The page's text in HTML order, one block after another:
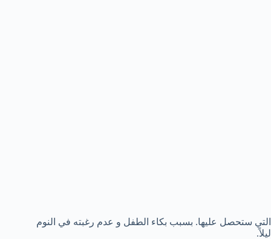
التي ستحصل عليها. بسبب بكاء الطفل و عدم رغبته في النوم
ليلاً.